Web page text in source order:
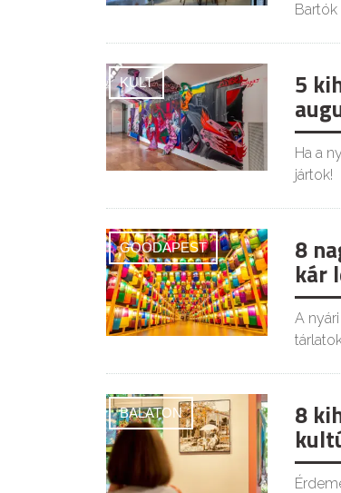
Bartók
KULT 5
Ha a
jártok!
GOODAPEST 8
kár
A
BALATON 8